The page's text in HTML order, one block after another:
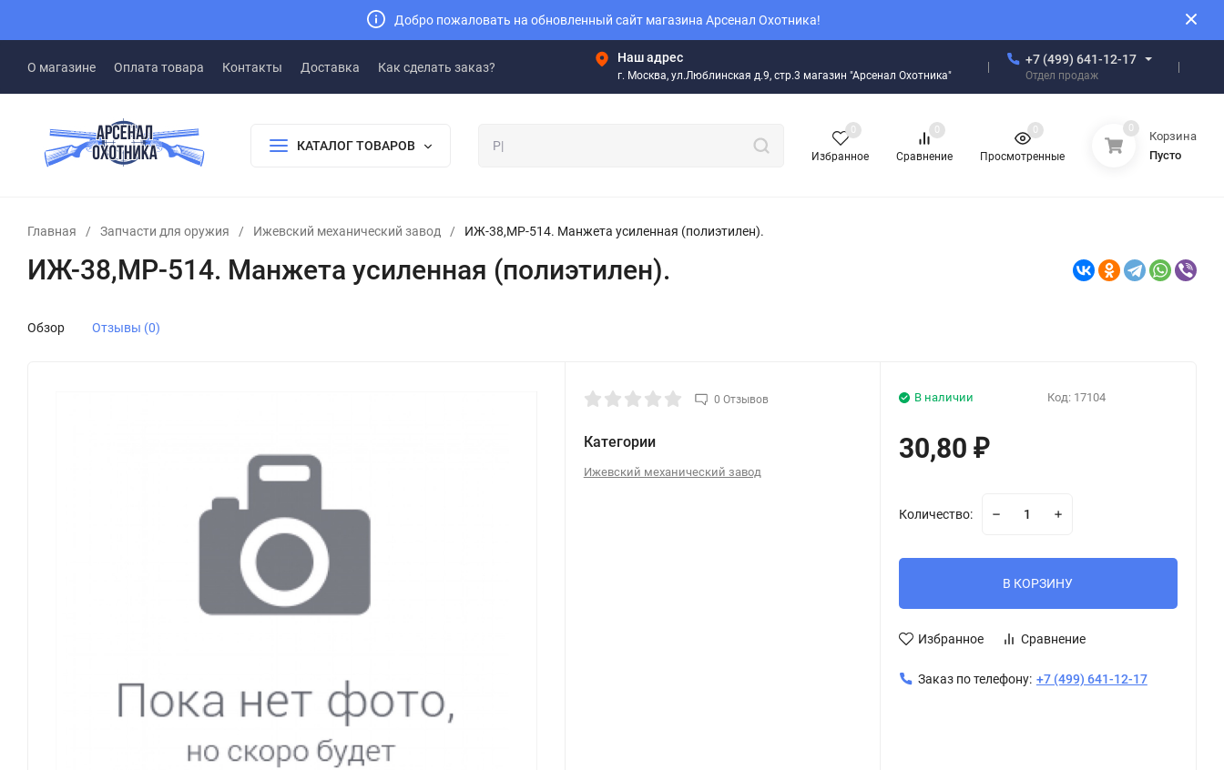
Добро пожаловать на обновленный сайт магазина Арсенал Охотника!
О магазине Оплата товара Контакты Доставка Как сделать заказ?
Наш адрес
г. Москва, ул.Люблинская д.9, стр.3 магазин "Арсенал Охотника"
+7 (499) 641-12-17
Отдел продаж
КАТАЛОГ ТОВАРОВ
Избранное
0
Сравнение
0
Просмотренные
0 0
Корзина
Пусто
Главная / Запчасти для оружия / Ижевский механический завод / ИЖ-38,МР-514. Манжета усиленная (полиэтилен).
ИЖ-38,МР-514. Манжета усиленная (полиэтилен).
Обзор Отзывы (0)
0 Отзывов
Категории
Ижевский механический завод
Код: 17104
В наличии
30,80 ₽
Количество:
В КОРЗИНУ
Избранное Сравнение
Заказ по телефону: +7 (499) 641-12-17